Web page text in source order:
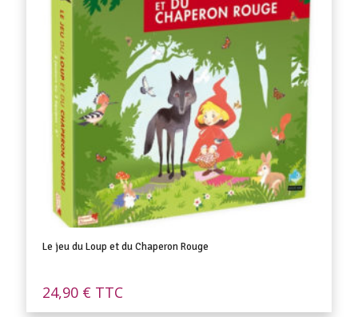
Le jeu du Loup et du Chaperon Rouge
24,90 € TTC